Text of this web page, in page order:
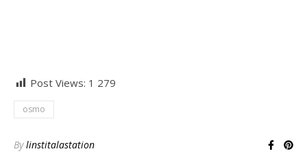
Post Views: 1 279
osmo
Bylinstitalastation